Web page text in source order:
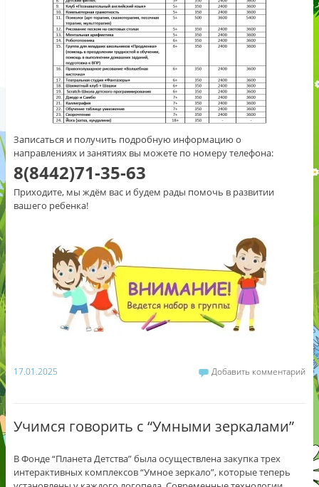
Записаться и получить подробную информацию о
направлениях и занятиях вы можете по номеру телефона:
8(8442)71-35-63
Приходите, мы ждём вас и будем рады помочь в развитии
вашего ребенка!
17.01.2025 Добавить комментарий
Учимся говорить с “Умными зеркалами”
В Фонде “Планета Детства” была осуществлена закупка трех
интерактивных комплексов “Умное зеркало”, которые теперь